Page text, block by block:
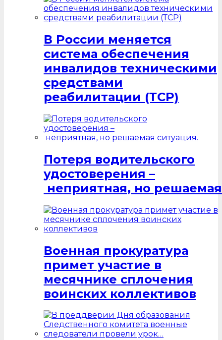
В России меняется
система обеспечения
инвалидов техническими
средствами
реабилитации (ТСР)
Потеря водительского
удостоверения –
неприятная, но
Военная прокуратура
примет участие в
месячнике сплочения
воинских коллективов